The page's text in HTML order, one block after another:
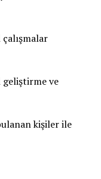
geliştirme ve
kişiler ile